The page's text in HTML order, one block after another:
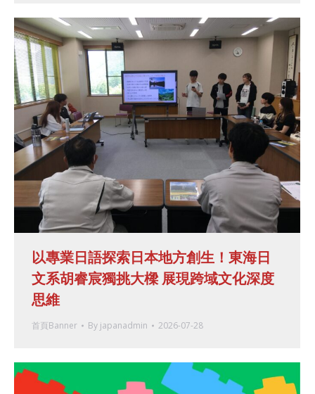
以專業日語探索日本地方創生！東海日
文系胡睿宸獨挑大樑 展現跨域文化深度
思維
首頁Banner By japanadmin 2026-07-28